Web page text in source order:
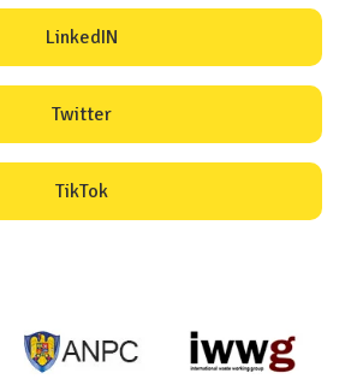
LinkedIN
Twitter
TikTok